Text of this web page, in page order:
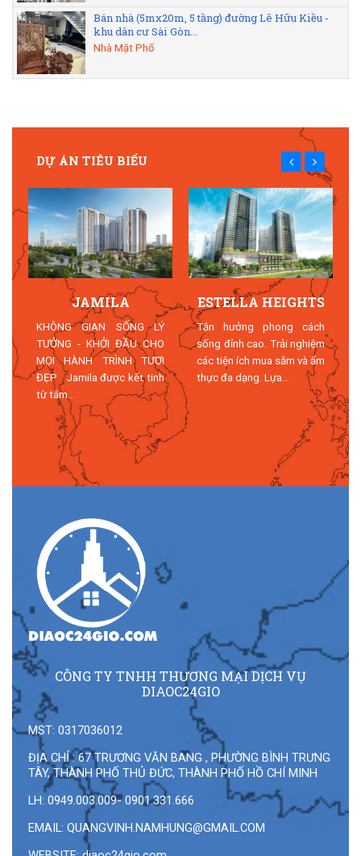
Bán nhà (5mx20m, 5 tầng) đường Lê Hữu Kiều -
khu dân cư Sài Gòn...
Nhà Mặt Phố
DỰ ÁN TIÊU BIỂU
JAMILA
KHÔNG GIAN SỐNG LÝ
TƯỞNG - KHỞI ĐẦU CHO
MỌI HÀNH TRÌNH TƯƠI
ĐẸP Jamila được kết tinh
từ tâm...
ESTELLA HEIGHTS
Tận hưởng phong cách
sống đỉnh cao. Trải nghiệm
các tiện ích mua sắm và ẩm
thực đa dạng. Lựa...
CÔNG TY TNHH THƯƠNG MẠI DỊCH VỤ
DIAOC24GIO
MST: 0317036012
ĐỊA CHỈ : 67 TRƯƠNG VĂN BANG , PHƯỜNG BÌNH TRƯNG
TÂY, THÀNH PHỐ THỦ ĐỨC, THÀNH PHỐ HỒ CHÍ MINH
LH: 0949.003.009- 0901.331.666
EMAIL: QUANGVINH.NAMHUNG@GMAIL.COM